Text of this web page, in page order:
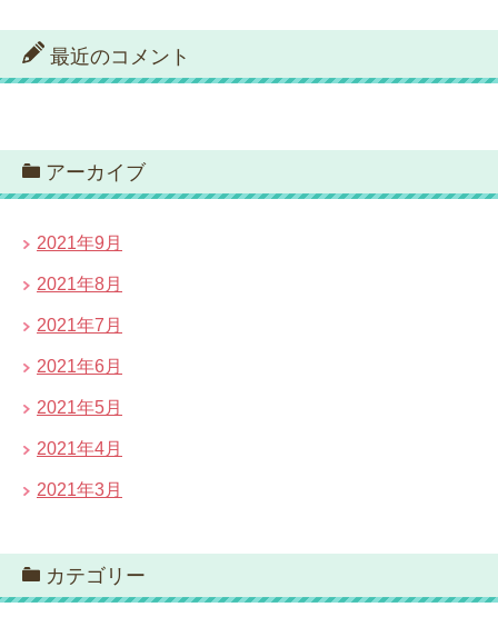
最近のコメント
アーカイブ
2021年9月
2021年8月
2021年7月
2021年6月
2021年5月
2021年4月
2021年3月
カテゴリー